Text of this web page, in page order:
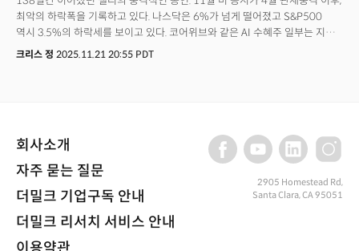
최악의 하락폭을 기록하고 있다. 나스닥은 6%가 넘게 떨어졌고 S&P500
역시 3.5%의 하락세를 보이고 있다. 코어위브와 같은 AI 수혜주 일부는 지난
몇 주 동안 주가의 3분의 1이 사라지는 등 폭락장에 가까운 하락세로 AI
투자 회의론을 정면으로 반박하는 수치였다. 투자자들은 안도했고 실적 발표
이후 주가는 급등했다. 하지만 시장의 안도감은 하루 이상을 허락하지 않았다.
엔비디아를 포함한 시장은 다시 하락세로 전환했고 그 기세는 이전보다
맹렬했다. 무엇이 문제였을까? 이번 하락장의 본질은 어디에 있을까?
어쩌면 이는 중요한 신호다. 이번 하락의 본질이 'AI 버블 붕괴'가 아니라는
의미가 될 수 있기 때문이다. 실제로 문제는 다른 곳에 있다.
크리스 정 2025.11.21 20:55 PDT
회사소개
자주 묻는 질문
더밀크 기업구독 안내
더밀크 리서치 서비스 안내
2905 Homestead Rd,
Santa Clara, CA 95051